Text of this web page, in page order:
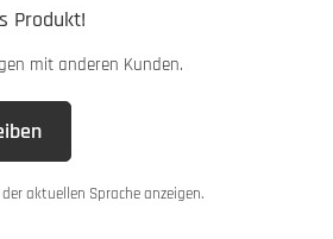
von 0 von 5 Sternen
Produkt!
mit anderen Kunden.
aktuellen Sprache anzeigen.